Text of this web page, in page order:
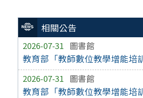
相關公告
2026-07-31 圖書館
教育部「教師數位教學增能培
2026-07-31 圖書館
教育部「教師數位教學增能培